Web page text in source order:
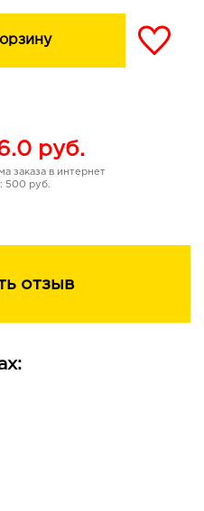
руб.
заказа в интернет
500 руб.
отзыв